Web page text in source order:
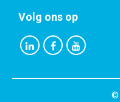
Artikelnummer
2810-0643-40402
Aluminium EN AW-6060
Volg ons op
©